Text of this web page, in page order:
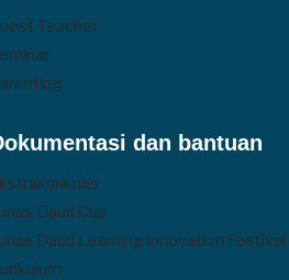
Teacher
dan bantuan
Daud Cup
Daud Learning Innovation Festival